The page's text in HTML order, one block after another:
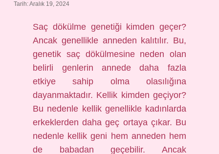
Tarih: Aralık 19, 2024
Saç dökülme genetiği kimden geçer?
Ancak genellikle anneden kalıtılır. Bu,
genetik saç dökülmesine neden olan
belirli genlerin annede daha fazla
etkiye sahip olma olasılığına
dayanmaktadır. Kellik kimden geçiyor?
Bu nedenle kellik genellikle kadınlarda
erkeklerden daha geç ortaya çıkar. Bu
nedenle kellik geni hem anneden hem
de babadan geçebilir. Ancak